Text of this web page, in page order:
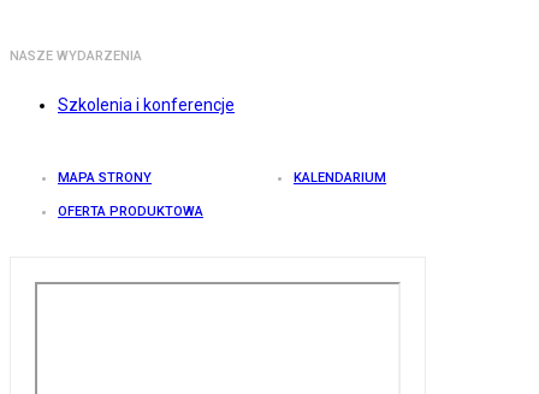
NASZE WYDARZENIA
Szkolenia i konferencje
MAPA STRONY KALENDARIUM
OFERTA PRODUKTOWA